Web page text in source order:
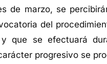
de marzo, se
del
que se efectuará
progresivo se